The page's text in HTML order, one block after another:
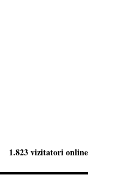
1.823 vizitatori online